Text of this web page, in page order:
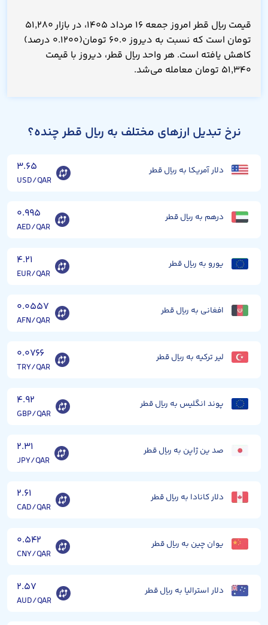
قیمت ریال قطر امروز جمعه ۱۶ مرداد ۱۴۰۵، در بازار ۵۱,۲۸۰
تومان است که نسبت به دیروز ۶۰.۰ تومان(۰.۱۲۰۰ درصد)
کاهش یافته است. هر واحد ریال قطر، دیروز با قیمت
۵۱,۳۴۰ تومان معامله می‌شد.
نرخ تبدیل ارزهای مختلف به ریال قطر چنده؟
دلار آمریکا به ریال قطر ۳.۶۵
USD/QAR
درهم به ریال قطر ۰.۹۹۵
AED/QAR
یورو به ریال قطر ۴.۲۱
EUR/QAR
افغانی به ریال قطر ۰.۰۵۵۷
AFN/QAR
لیر ترکیه به ریال قطر ۰.۰۷۶۶
TRY/QAR
پوند انگلیس به ریال قطر ۴.۹۲
GBP/QAR
صد ین ژاپن به ریال قطر ۲.۳۱
JPY/QAR
دلار کانادا به ریال قطر ۲.۶۱
CAD/QAR
یوان چین به ریال قطر ۰.۵۴۲
CNY/QAR
دلار استرالیا به ریال قطر ۲.۵۷
AUD/QAR